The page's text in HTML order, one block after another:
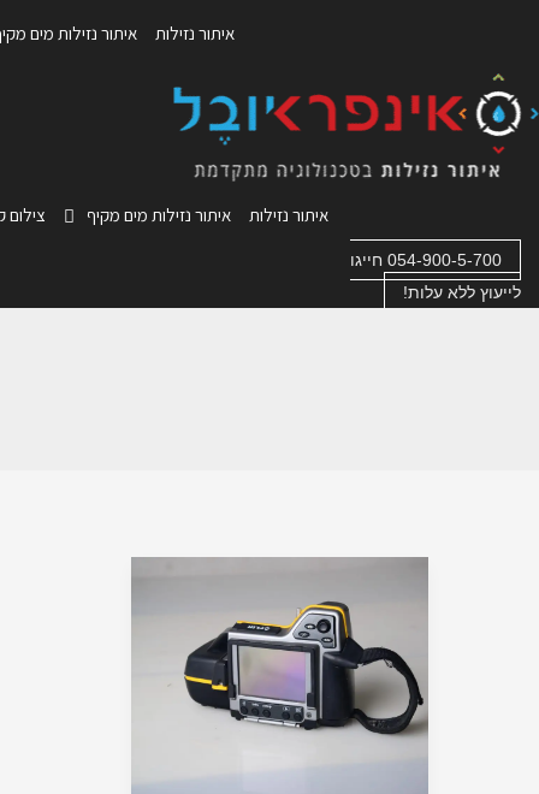
איתור נזילות איתור נזילות מים
איתור נזילות איתור נזילות מים מקיף צילום
054-900-5-700 חייגו
לייעוץ ללא עלות!